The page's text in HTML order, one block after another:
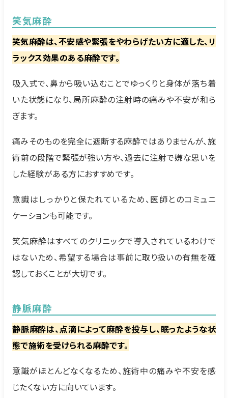
笑気麻酔
笑気麻酔は、不安感や緊張をやわらげたい方に適した、リ
ラックス効果のある麻酔です。
吸入式で、鼻から吸い込むことでゆっくりと身体が落ち着
いた状態になり、局所麻酔の注射時の痛みや不安が和ら
ぎます。
痛みそのものを完全に遮断する麻酔ではありませんが、施
術前の段階で緊張が強い方や、過去に注射で嫌な思いを
した経験がある方におすすめです。
意識はしっかりと保たれているため、医師とのコミュニ
ケーションも可能です。
笑気麻酔はすべてのクリニックで導入されているわけで
はないため、希望する場合は事前に取り扱いの有無を確
認しておくことが大切です。
静脈麻酔
静脈麻酔は、点滴によって麻酔を投与し、眠ったような状
態で施術を受けられる麻酔です。
意識がほとんどなくなるため、施術中の痛みや不安を感
じたくない方に向いています。